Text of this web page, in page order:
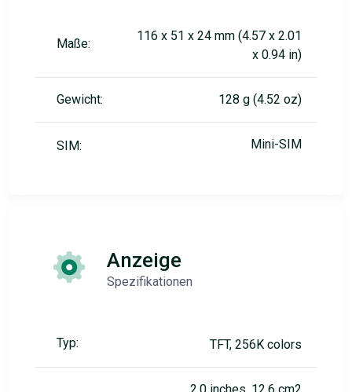
Maße:
116 x 51 x 24 mm (4.57 x 2.01
x 0.94 in)
Gewicht: 128 g (4.52 oz)
SIM: Mini-SIM
Anzeige
Spezifikationen
Typ: TFT, 256K colors